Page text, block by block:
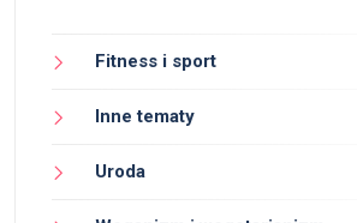
Fitness i sport
Inne tematy
Uroda